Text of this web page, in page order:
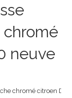
neuve
chromé citroen